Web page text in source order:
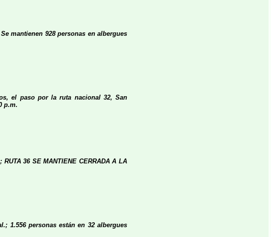
mantienen 928 personas en albergues
el paso por la ruta nacional 32, San
p.m.
RUTA 36 SE MANTIENE CERRADA A LA
1.556 personas están en 32 albergues